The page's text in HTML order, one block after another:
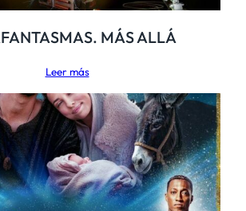
MÁS ALLÁ
Leer más